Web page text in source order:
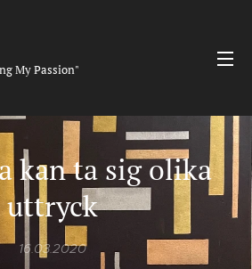
My Passion"
kan ta sig olika
uttryck
16.03.2020